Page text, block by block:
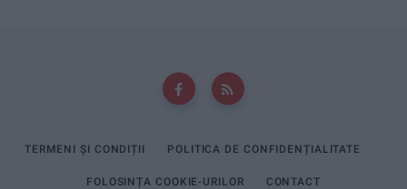
TERMENI ȘI CONDIȚII POLITICA DE CONFIDENȚIALITATE
FOLOSINȚA COOKIE-URILOR CONTACT